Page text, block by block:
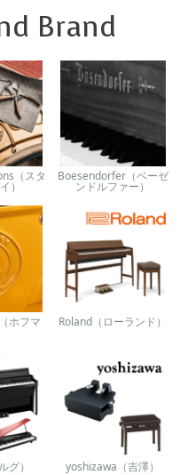
Brand
（スタ
）
Boesendorfer（ベーゼ
ンドルファー）
ホフマ Roland（ローランド）
グ） yoshizawa（吉澤）